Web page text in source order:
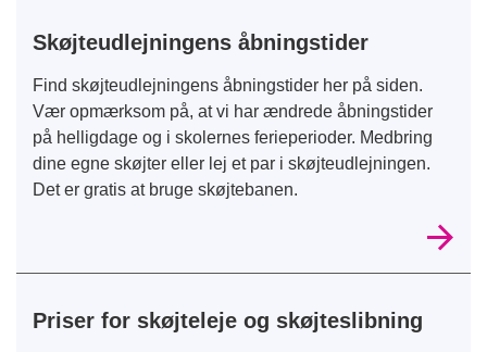
Skøjteudlejningens åbningstider
Find skøjteudlejningens åbningstider her på siden.
Vær opmærksom på, at vi har ændrede åbningstider
på helligdage og i skolernes ferieperioder. Medbring
dine egne skøjter eller lej et par i skøjteudlejningen.
Det er gratis at bruge skøjtebanen.
Priser for skøjteleje og skøjteslibning